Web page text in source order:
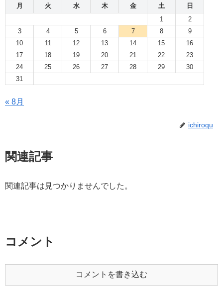
月 火 水 木 金 土
日
1
2
3
4 5 6 7 8
9
10
11 12 13 14 15
16
17
18 19 20 21 22
23
24
25 26 27 28 29
30
31
« 8月
ichiroqu
関連記事
関連記事は見つかりませんでした。
コメント
コメントを書き込む